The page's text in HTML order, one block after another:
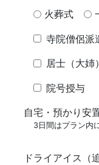
火葬式
寺院僧侶派
居士（大姉）
院号授与
自宅・預かり安
3 日間はプラン内
ドライアイス（